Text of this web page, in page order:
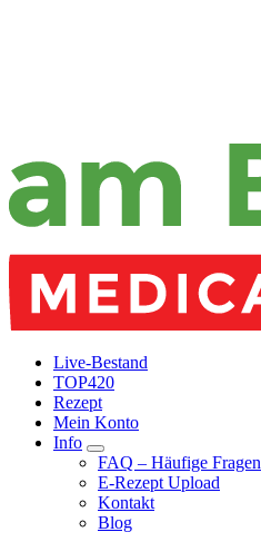
Live-Bestand
TOP420
Rezept
Mein Konto
Info
FAQ – Häufige Fragen
E-Rezept Upload
Kontakt
Blog